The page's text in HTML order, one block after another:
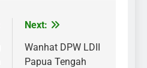
Next:
Wanhat DPW LDII
Papua Tengah